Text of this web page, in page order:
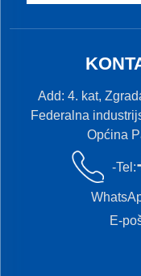
Add: 4. kat,
Federalna
Općina
-Tel:
E-